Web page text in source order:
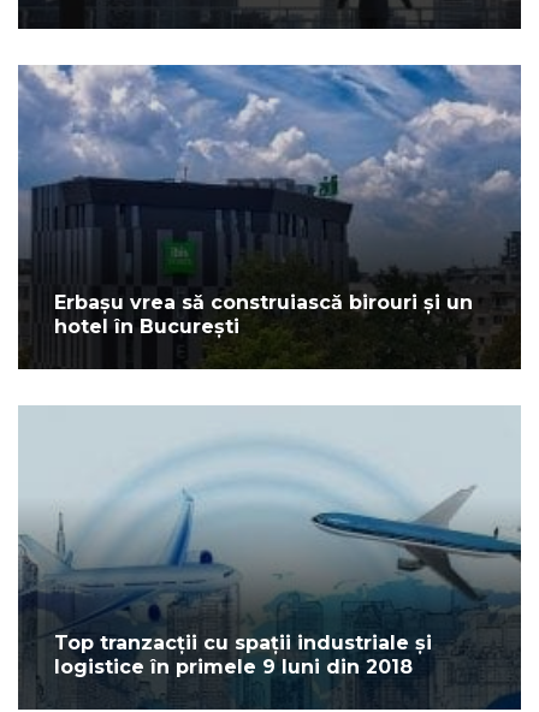
Erbașu vrea să construiască birouri și un
hotel în București
Top tranzacții cu spații industriale și
logistice în primele 9 luni din 2018